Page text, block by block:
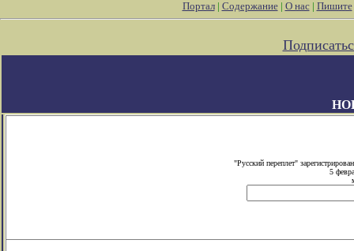
Портал| Содержание| О нас| Пишите
"Русский переплет"
5